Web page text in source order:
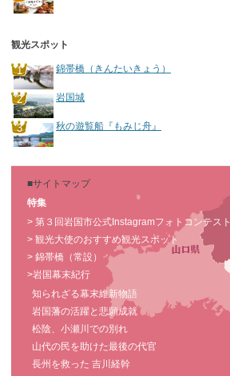
観光スポット
錦帯橋（きんたいきょう）
岩国城
秋の遊覧船『もみじ舟』
■サイトマップ
特集
> 第３回岩国市公式Instagramフォトコンテスト
> 観光大使のおすすめ観光スポット
> 錦帯橋（常設）
>岩国幕末紀行
知られざる幕末維新物語
岩国藩の活躍と悲願成就
松陰、小瀬川での別れ
山代の民を助けた最後の代官
長州を救った 吉川経幹